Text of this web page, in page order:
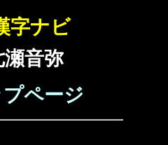
字ナビ
瀬音弥
ページ